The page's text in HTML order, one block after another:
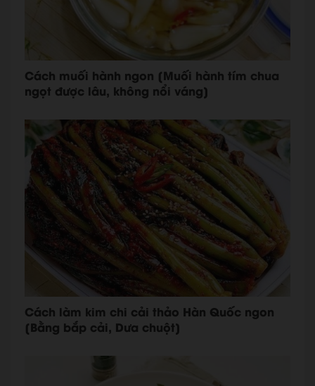
Cách muối hành ngon [Muối hành tím chua
ngọt được lâu, không nổi váng]
Cách làm kim chi cải thảo Hàn Quốc ngon
[Bằng bắp cải, Dưa chuột]